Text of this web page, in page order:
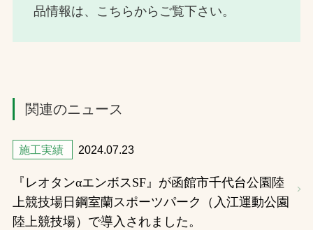
品情報は、こちらからご覧下さい。
関連のニュース
施工実績 2024.07.23
『レオタンαエンボスSF』が函館市千代台公園陸
上競技場日鋼室蘭スポーツパーク（入江運動公園
陸上競技場）で導入されました。